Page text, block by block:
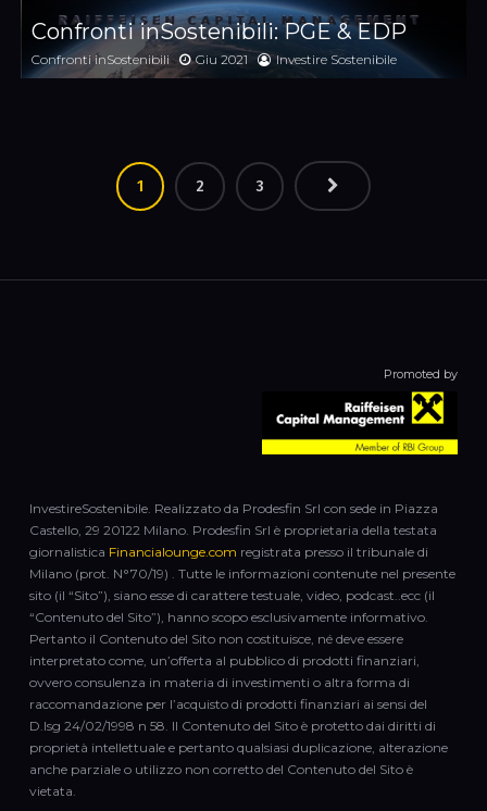
Confronti inSostenibili: PGE & EDP
Confronti inSostenibili Giu 2021 Investire Sostenibile
1 2 3
Promoted by
InvestireSostenibile. Realizzato da Prodesfin Srl con sede in Piazza
Castello, 29 20122 Milano. Prodesfin Srl è proprietaria della testata
giornalistica Financialounge.com registrata presso il tribunale di
Milano (prot. N°70/19) . Tutte le informazioni contenute nel presente
sito (il “Sito”), siano esse di carattere testuale, video, podcast..ecc (il
“Contenuto del Sito”), hanno scopo esclusivamente informativo.
Pertanto il Contenuto del Sito non costituisce, né deve essere
interpretato come, un’offerta al pubblico di prodotti finanziari,
ovvero consulenza in materia di investimenti o altra forma di
raccomandazione per l’acquisto di prodotti finanziari ai sensi del
D.lsg 24/02/1998 n 58. Il Contenuto del Sito è protetto dai diritti di
proprietà intellettuale e pertanto qualsiasi duplicazione, alterazione
anche parziale o utilizzo non corretto del Contenuto del Sito è
vietata.